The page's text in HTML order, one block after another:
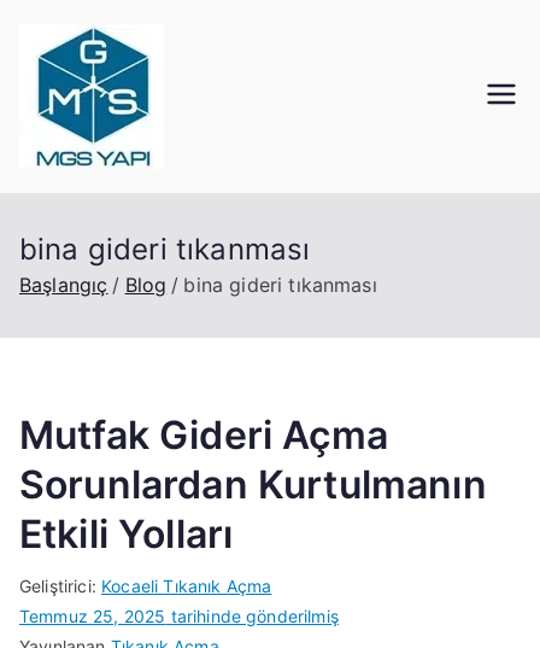
bina gideri tıkanması
Başlangıç Blog bina gideri tıkanması
Mutfak Gideri Açma
Sorunlardan Kurtulmanın
Etkili Yolları
Geliştirici: Kocaeli Tıkanık Açma
Temmuz 25, 2025 tarihinde gönderilmiş